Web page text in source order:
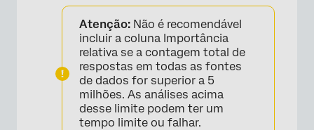
Atenção: Não é recomendável
incluir a coluna Importância
relativa se a contagem total de
respostas em todas as fontes
de dados for superior a 5
milhões. As análises acima
desse limite podem ter um
tempo limite ou falhar.